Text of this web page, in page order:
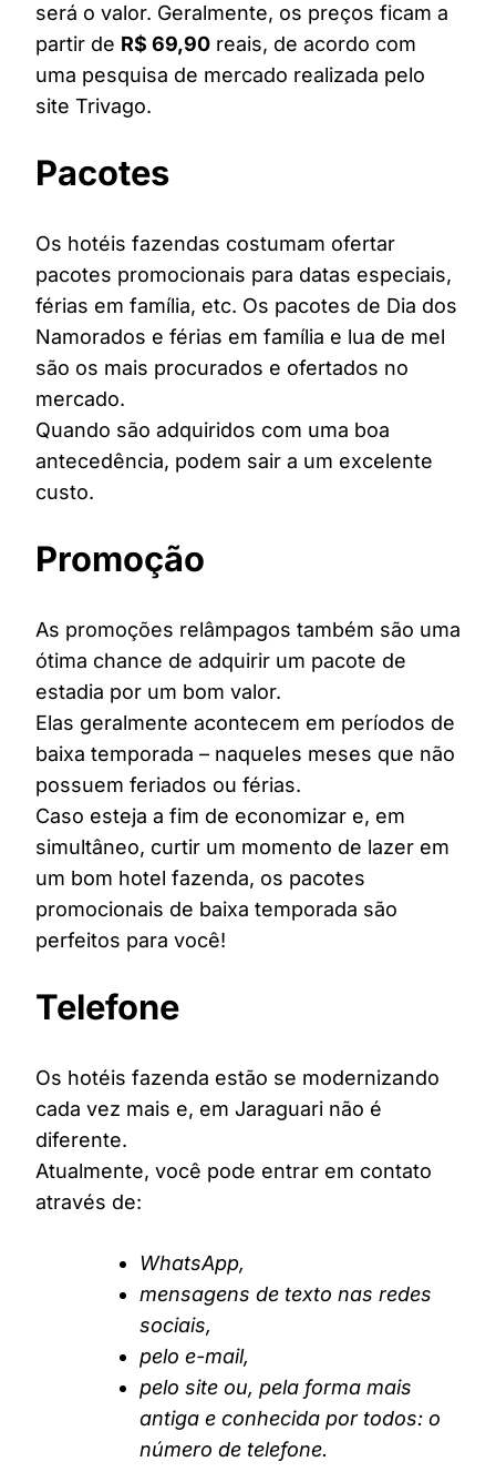
será o valor. Geralmente, os preços ficam a
partir de R$ 69,90 reais, de acordo com
uma pesquisa de mercado realizada pelo
site Trivago.
Pacotes
Os hotéis fazendas costumam ofertar
pacotes promocionais para datas especiais,
férias em família, etc. Os pacotes de Dia dos
Namorados e férias em família e lua de mel
são os mais procurados e ofertados no
mercado.
Quando são adquiridos com uma boa
antecedência, podem sair a um excelente
custo.
Promoção
As promoções relâmpagos também são uma
ótima chance de adquirir um pacote de
estadia por um bom valor.
Elas geralmente acontecem em períodos de
baixa temporada – naqueles meses que não
possuem feriados ou férias.
Caso esteja a fim de economizar e, em
simultâneo, curtir um momento de lazer em
um bom hotel fazenda, os pacotes
promocionais de baixa temporada são
perfeitos para você!
Telefone
Os hotéis fazenda estão se modernizando
cada vez mais e, em Jaraguari não é
diferente.
Atualmente, você pode entrar em contato
através de:
WhatsApp,
mensagens de texto nas redes
sociais,
pelo e-mail,
pelo site ou, pela forma mais
antiga e conhecida por todos: o
número de telefone.